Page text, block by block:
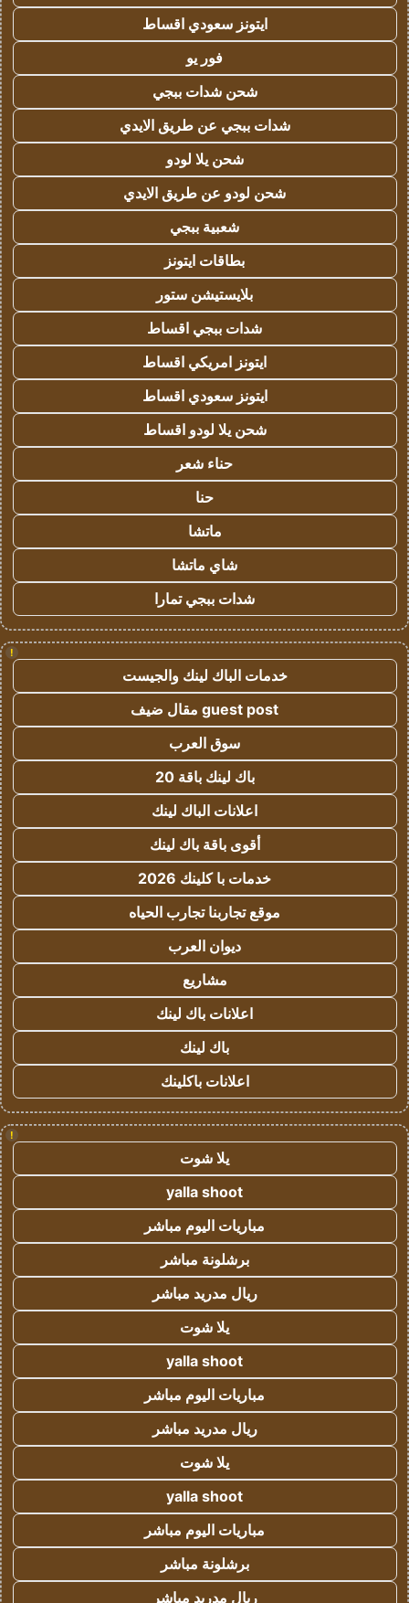
ايتونز سعودي اقساط
فور يو
شحن شدات ببجي
شدات ببجي عن طريق الايدي
شحن يلا لودو
شحن لودو عن طريق الايدي
شعبية ببجي
بطاقات ايتونز
بلايستيشن ستور
شدات ببجي اقساط
ايتونز امريكي اقساط
ايتونز سعودي اقساط
شحن يلا لودو اقساط
حناء شعر
حنا
ماتشا
شاي ماتشا
شدات ببجي تمارا
!
خدمات الباك لينك والجيست
guest post مقال ضيف
سوق العرب
باك لينك باقة 20
اعلانات الباك لينك
أقوى باقة باك لينك
خدمات با كلينك 2026
موقع تجاربنا تجارب الحياه
ديوان العرب
مشاريع
اعلانات باك لينك
باك لينك
اعلانات باكلينك
!
يلا شوت
yalla shoot
مباريات اليوم مباشر
برشلونة مباشر
ريال مدريد مباشر
يلا شوت
yalla shoot
مباريات اليوم مباشر
ريال مدريد مباشر
يلا شوت
yalla shoot
مباريات اليوم مباشر
برشلونة مباشر
ريال مدريد مباشر